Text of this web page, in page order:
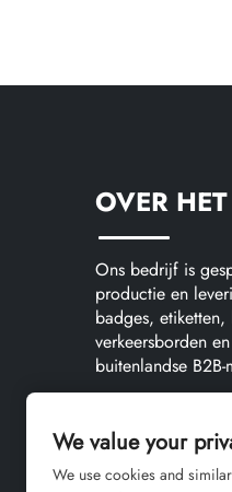
OVER
Ons bedrijf is
productie en
badges, etiketten,
verkeersborden
buitenlandse B2B-
We value your
We use cookies and